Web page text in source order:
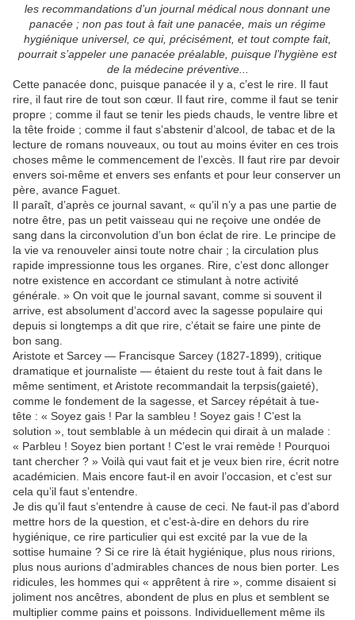
les recommandations d’un journal médical nous donnant une
panacée ; non pas tout à fait une panacée, mais un régime
hygiénique universel, ce qui, précisément, et tout compte fait,
pourrait s’appeler une panacée préalable, puisque l’hygiène est
de la médecine préventive...
Cette panacée donc, puisque panacée il y a, c’est le rire. Il faut
rire, il faut rire de tout son cœur. Il faut rire, comme il faut se tenir
propre ; comme il faut se tenir les pieds chauds, le ventre libre et
la tête froide ; comme il faut s’abstenir d’alcool, de tabac et de la
lecture de romans nouveaux, ou tout au moins éviter en ces trois
choses même le commencement de l’excès. Il faut rire par devoir
envers soi-même et envers ses enfants et pour leur conserver un
père, avance Faguet.
Il paraît, d’après ce journal savant, « qu’il n’y a pas une partie de
notre être, pas un petit vaisseau qui ne reçoive une ondée de
sang dans la circonvolution d’un bon éclat de rire. Le principe de
la vie va renouveler ainsi toute notre chair ; la circulation plus
rapide impressionne tous les organes. Rire, c’est donc allonger
notre existence en accordant ce stimulant à notre activité
générale. » On voit que le journal savant, comme si souvent il
arrive, est absolument d’accord avec la sagesse populaire qui
depuis si longtemps a dit que rire, c’était se faire une pinte de
bon sang.
Aristote et Sarcey — Francisque Sarcey (1827-1899), critique
dramatique et journaliste — étaient du reste tout à fait dans le
même sentiment, et Aristote recommandait la terpsis(gaieté),
comme le fondement de la sagesse, et Sarcey répétait à tue-
tête : « Soyez gais ! Par la sambleu ! Soyez gais ! C’est la
solution », tout semblable à un médecin qui dirait à un malade :
« Parbleu ! Soyez bien portant ! C’est le vrai remède ! Pourquoi
tant chercher ? » Voilà qui vaut fait et je veux bien rire, écrit notre
académicien. Mais encore faut-il en avoir l’occasion, et c’est sur
cela qu’il faut s’entendre.
Je dis qu’il faut s’entendre à cause de ceci. Ne faut-il pas d’abord
mettre hors de la question, et c’est-à-dire en dehors du rire
hygiénique, ce rire particulier qui est excité par la vue de la
sottise humaine ? Si ce rire là était hygiénique, plus nous ririons,
plus nous aurions d’admirables chances de nous bien porter. Les
ridicules, les hommes qui « apprêtent à rire », comme disaient si
joliment nos ancêtres, abondent de plus en plus et semblent se
multiplier comme pains et poissons. Individuellement même ils